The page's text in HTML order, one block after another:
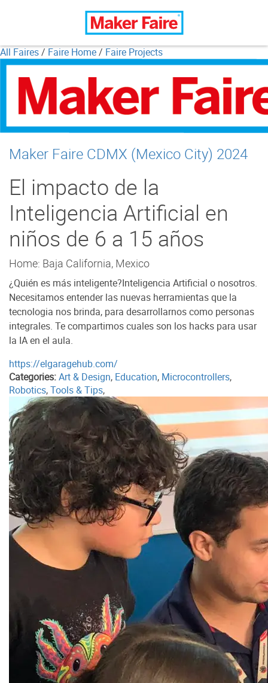
All Faires/ Faire Home/ Faire Projects
Maker Faire CDMX (Mexico City) 2024
El impacto de la
Inteligencia Artificial en
niños de 6 a 15 años
Home: Baja California, Mexico
¿Quién es más inteligente?Inteligencia Artificial o nosotros.
Necesitamos entender las nuevas herramientas que la
tecnologia nos brinda, para desarrollarnos como personas
integrales. Te compartimos cuales son los hacks para usar
la IA en el aula.
https://elgaragehub.com/
Categories:Art & Design, Education, Microcontrollers,
Robotics,Tools & Tips,